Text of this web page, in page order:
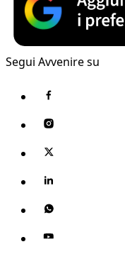
Segui Avvenire su